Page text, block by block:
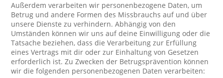
Außerdem verarbeiten wir personenbezogene Daten, um
Betrug und andere Formen des Missbrauchs auf und über
unsere Dienste zu verhindern. Abhängig von den
Umständen können wir uns auf deine Einwilligung oder die
Tatsache beziehen, dass die Verarbeitung zur Erfüllung
eines Vertrags mit dir oder zur Einhaltung von Gesetzen
erforderlich ist. Zu Zwecken der Betrugsprävention können
wir die folgenden personenbezogenen Daten verarbeiten: